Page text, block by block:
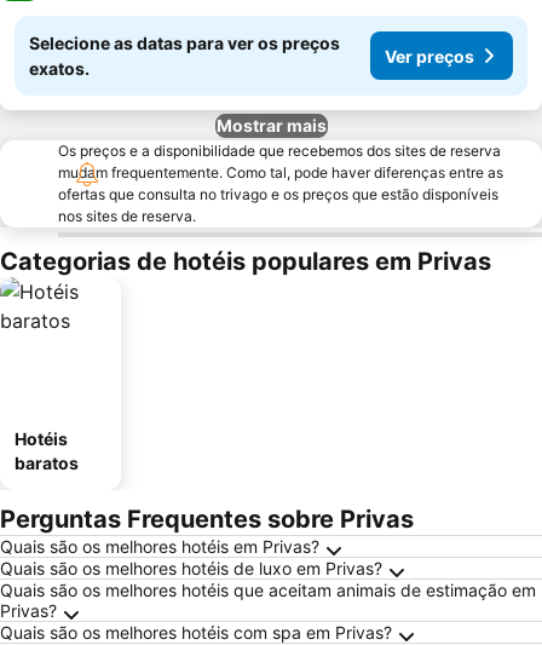
Selecione as datas para ver os preços
exatos.
Ver preços
Mostrar mais
Os preços e a disponibilidade que recebemos dos sites de reserva
mudam frequentemente. Como tal, pode haver diferenças entre as
ofertas que consulta no trivago e os preços que estão disponíveis
nos sites de reserva.
Categorias de hotéis populares em Privas
Hotéis
baratos
Perguntas Frequentes sobre Privas
Quais são os melhores hotéis em Privas?
Quais são os melhores hotéis de luxo em Privas?
Quais são os melhores hotéis que aceitam animais de estimação em
Privas?
Quais são os melhores hotéis com spa em Privas?